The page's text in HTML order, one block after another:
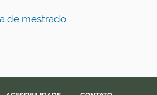
de mestrado